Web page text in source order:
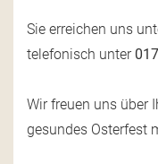
Sie erreichen uns
telefonisch unter
Wir freuen uns über
gesundes Osterfest